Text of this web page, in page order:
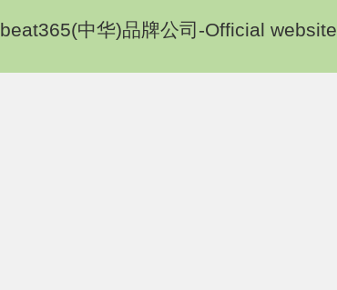
beat365(中华)品牌公司-Official website